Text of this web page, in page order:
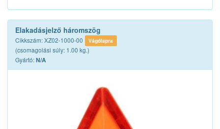
Elakadásjelző háromszög
Cikkszám: XZ02-1000-00 Vágólapra
(csomagolási súly: 1.00 kg.)
Gyártó:N/A